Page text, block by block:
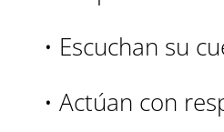
• Escuchan su
• Actúan con